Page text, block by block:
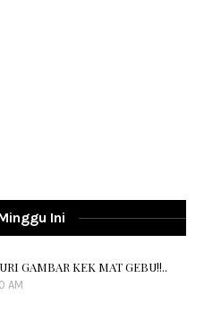
Ini
GAMBAR KEK MAT GEBU!!..
AM